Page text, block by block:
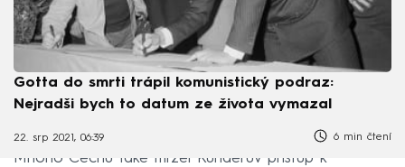
Gotta do smrti trápil komunistický podraz:
Nejradši bych to datum ze života vymazal
22. srp 2021, 06:39 6 min čtení
Mnoho Čechů také mrzel Kunderův přístup k